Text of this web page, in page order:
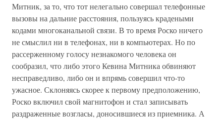
Митник, за то, что тот нелегально совершал телефонные
вызовы на дальние расстояния, пользуясь крадеными
кодами многоканальной связи. В то время Роско ничего
не смыслил ни в телефонах, ни в компьютерах. Но по
рассерженному голосу незнакомого человека он
сообразил, что либо этого Кевина Митника обвиняют
несправедливо, либо он и впрямь совершил что-то
ужасное. Склоняясь скорее к первому предположению,
Роско включил свой магнитофон и стал записывать
раздраженные возгласы, доносившиеся из приемника. А